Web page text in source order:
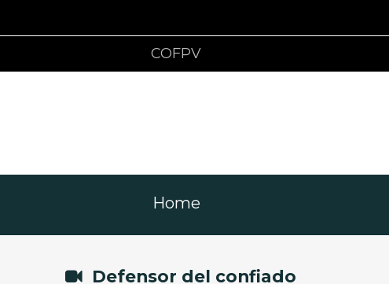
COFPV
Home
Defensor del confiado